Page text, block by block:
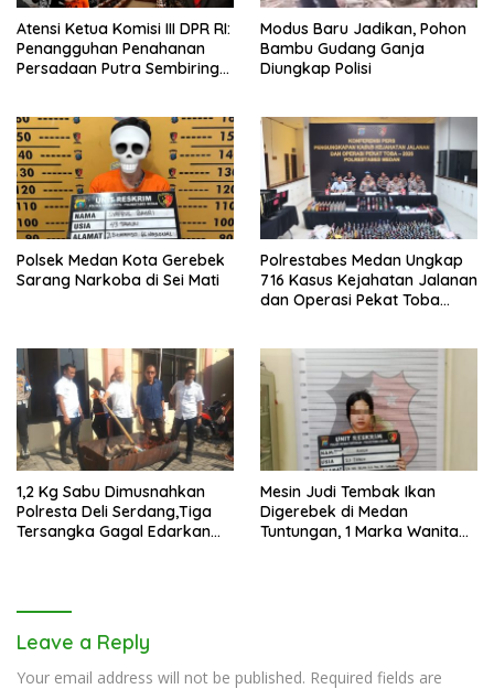
Atensi Ketua Komisi III DPR RI:
Penangguhan Penahanan
Persadaan Putra Sembiring
Modus Baru Jadikan, Pohon
Bambu Gudang Ganja
Diungkap Polisi
Polsek Medan Kota Gerebek
Sarang Narkoba di Sei Mati
Polrestabes Medan Ungkap
716 Kasus Kejahatan Jalanan
dan Operasi Pekat Toba
1,2 Kg Sabu Dimusnahkan
Polresta Deli Serdang,Tiga
Tersangka Gagal Edarkan
Mesin Judi Tembak Ikan
Digerebek di Medan
Tuntungan, 1 Marka Wanita
Leave a Reply
Your email address will not be published. Required fields are